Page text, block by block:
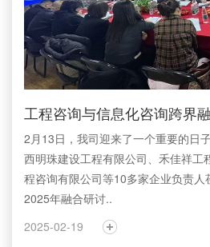
工程咨询与信息化咨询跨界
2月13日，我司迎来了一个重要的日
西明珠建设工程有限公司、禾佳祥工
程咨询有限公司等10多家企业负责人
2025年融合研讨..
2025-02-19